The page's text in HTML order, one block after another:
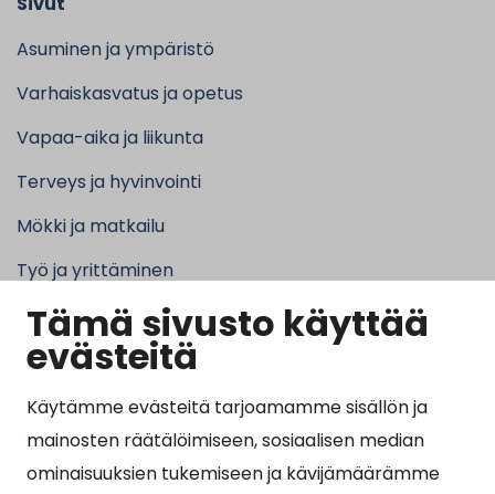
Tämä sivusto käyttää
evästeitä
Käytämme evästeitä tarjoamamme sisällön ja
mainosten räätälöimiseen, sosiaalisen median
ominaisuuksien tukemiseen ja kävijämäärämme
Asuminen ja ympäristö
Varhaiskasvatus ja opetus
Vapaa-aika ja liikunta
Terveys ja hyvinvointi
Mökki ja matkailu
Työ ja yrittäminen
Kunta ja hallinto
Suosituimmat sivut
Esityslistat, pöytäkirjat, viranhaltijapäätökset ja